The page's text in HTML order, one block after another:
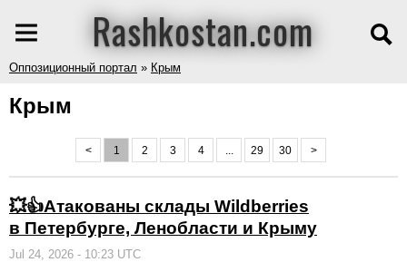
Rashkostan.com
Оппозиционный портал » Крым
Крым
< 1 2 3 4 ... 29 30 >
💥👍Атакованы склады Wildberries
в Петербурге, Ленобласти и Крыму
Jul 24, 2026 - 10:23 UTC